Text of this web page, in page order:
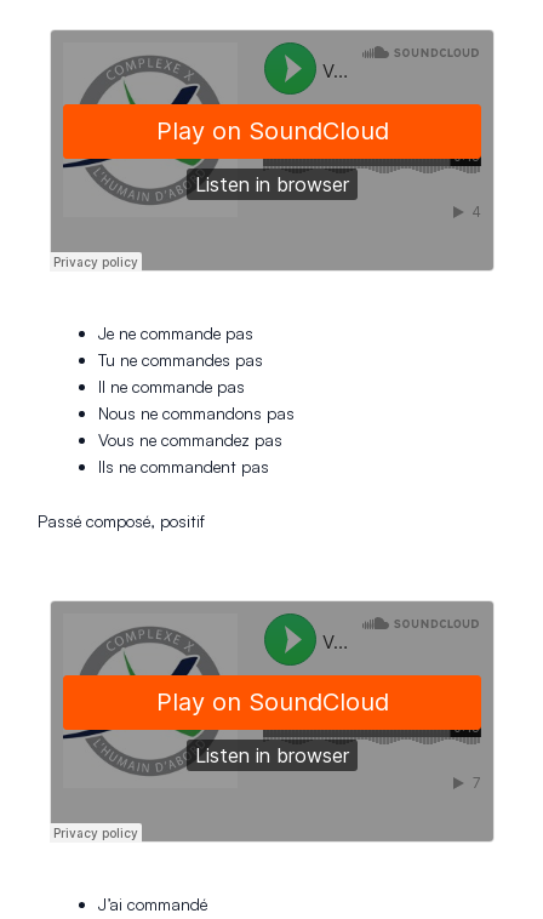
Je ne commande pas
Tu ne commandes pas
Il ne commande pas
Nous ne commandons pas
Vous ne commandez pas
Ils ne commandent pas
Passé composé, positif
J’ai commandé